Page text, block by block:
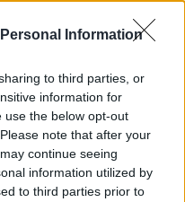
Information
to third parties, or
information for
use the below opt-out
note that after your
continue seeing
information utilized by
to third parties prior to
portal. Jesteśmy
Polsce i na świecie.
temu